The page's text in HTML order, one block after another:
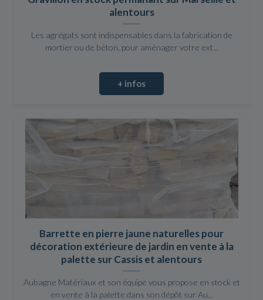
alentours
Les agrégats sont indispensables dans la fabrication de
mortier ou de béton, pour aménager votre ext...
+ infos
Barrette en pierre jaune naturelles pour
décoration extérieure de jardin en vente à la
palette sur Cassis et alentours
Aubagne Matériaux et son équipe vous propose en stock et
en vente à la palette dans son dépôt sur Au...